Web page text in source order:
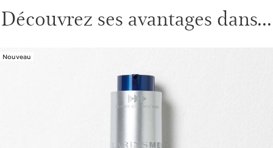
Découvrez ses avantages dans...
Nouveau